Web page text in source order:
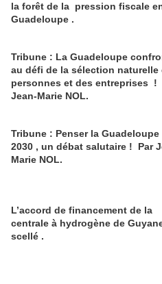
la forêt de la pression fiscale
Guadeloupe .
Tribune : La Guadeloupe
au défi de la sélection naturelle
personnes et des entreprises !
Jean-Marie NOL.
Tribune : Penser la Guadeloupe
2030 , un débat salutaire ! Par
Marie NOL.
L’accord de financement de la
centrale à hydrogène de
scellé .